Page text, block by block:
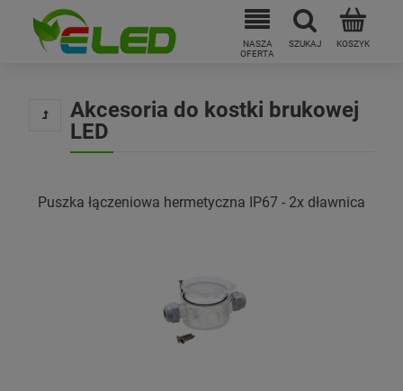
Akcesoria do kostki brukowej
LED
Puszka łączeniowa hermetyczna IP67 - 2x dławnica